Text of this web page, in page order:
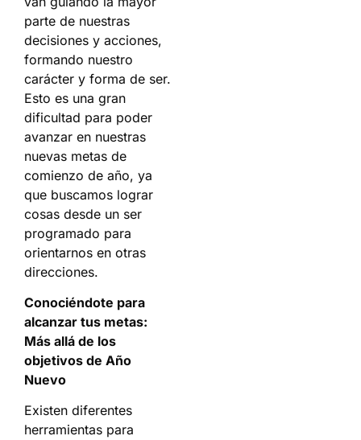
parte de nuestras
decisiones y acciones,
formando nuestro
carácter y forma de ser.
Esto es una gran
dificultad para poder
avanzar en nuestras
nuevas metas de
comienzo de año, ya
que buscamos lograr
cosas desde un ser
programado para
orientarnos en otras
direcciones.
Conociéndote para
alcanzar tus metas:
Más allá de los
objetivos de Año
Nuevo
Existen diferentes
herramientas para